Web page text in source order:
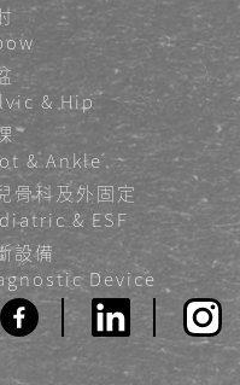
& Hip
& Ankle
骨科及外固定
& ESF
設備
Device